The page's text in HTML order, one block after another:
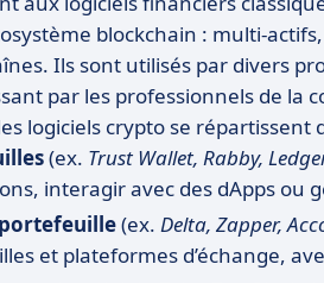
blockchain : multi-
Ils sont utilisés par divers
par les professionnels de la
logiciels crypto se répartissent
(ex. Trust Wallet, Rabby,
interagir avec des dApps ou
(ex. Delta, Zapper,
et plateformes d’échange,